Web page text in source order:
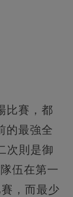
比賽，都
的最強全
次則是御
伍在第一
，而最少